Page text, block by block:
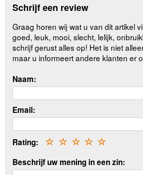
Schrijf een review
Graag horen wij wat u van dit artikel
goed, leuk, mooi, slecht, lelijk,
schrijf gerust alles op! Het is niet
maar u informeert andere klanten er
Naam:
Email:
Rating: ☆
☆
☆
☆
☆
Beschrijf uw mening in een zin: